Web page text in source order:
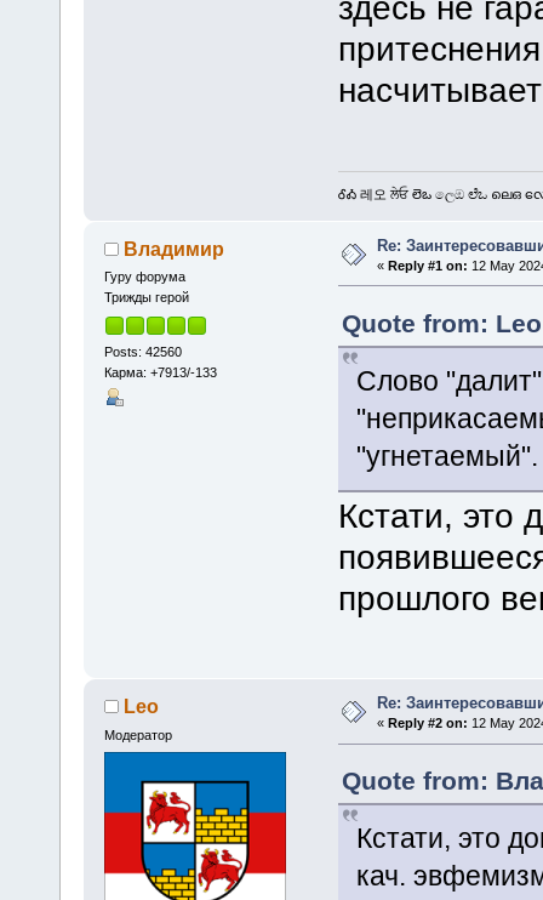
здесь не
ᎴᎣ 레오 ਲੇਓ లెఒ ලෙඔ ಲೆಒ ലെഒ လ
Владимир
Гуру форума
Трижды герой
Posts: 42560
Карма: +7913/-133
Re:
«Reply #1 on: 12 May
Quote from:
Слово
"угнетаемый".
Кстати, это
прошлого
Leo
Модератор
Re:
«Reply #2 on: 12 May
Quote from:
Кстати, это
кач.